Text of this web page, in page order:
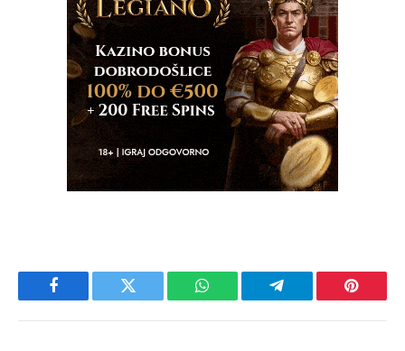
Facebook Twitter WhatsApp Telegram